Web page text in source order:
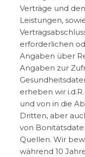
Verträge und
Leistungen,
erforderlichen
Angaben über
Angaben zur
erheben wir
und von in die
Dritten, aber
von
Quellen. Wir
während 10